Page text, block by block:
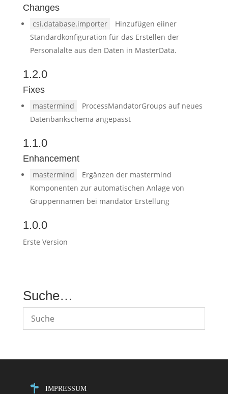
Changes
csi.database.importer
Hinzufügen eiiner
Standardkonfiguration für das Erstellen der
Personalalte aus den Daten in MasterData.
1.2.0
Fixes
mastermind
ProcessMandatorGroups auf neues
Datenbankschema angepasst
1.1.0
Enhancement
mastermind
Ergänzen der mastermind
Komponenten zur automatischen Anlage von
Gruppennamen bei mandator Erstellung
1.0.0
Erste Version
Suche…
IMPRESSUM